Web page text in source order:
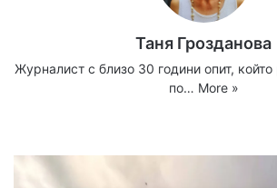
Таня Грозданова
Журналист с близо 30 години опит, който
по… More »